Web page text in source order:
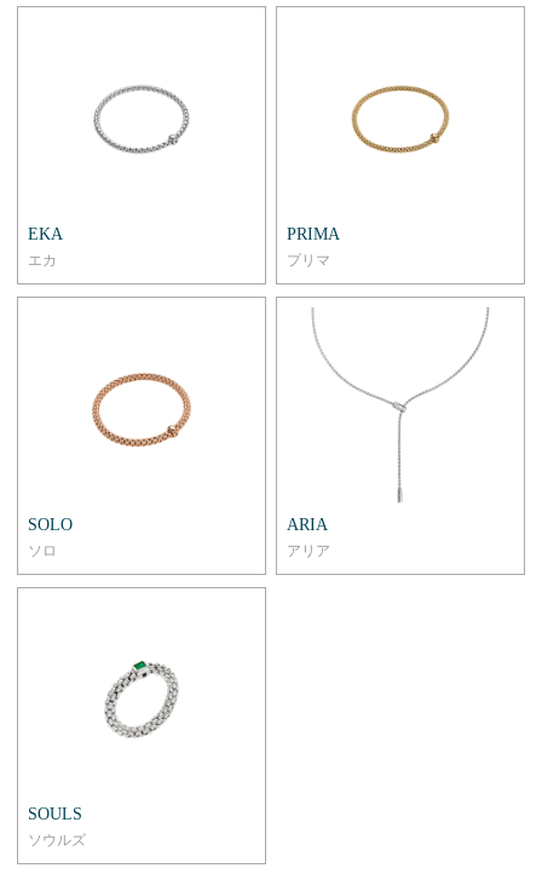
EKA
エカ
PRIMA
プリマ
SOLO
ソロ
ARIA
アリア
SOULS
ソウルズ